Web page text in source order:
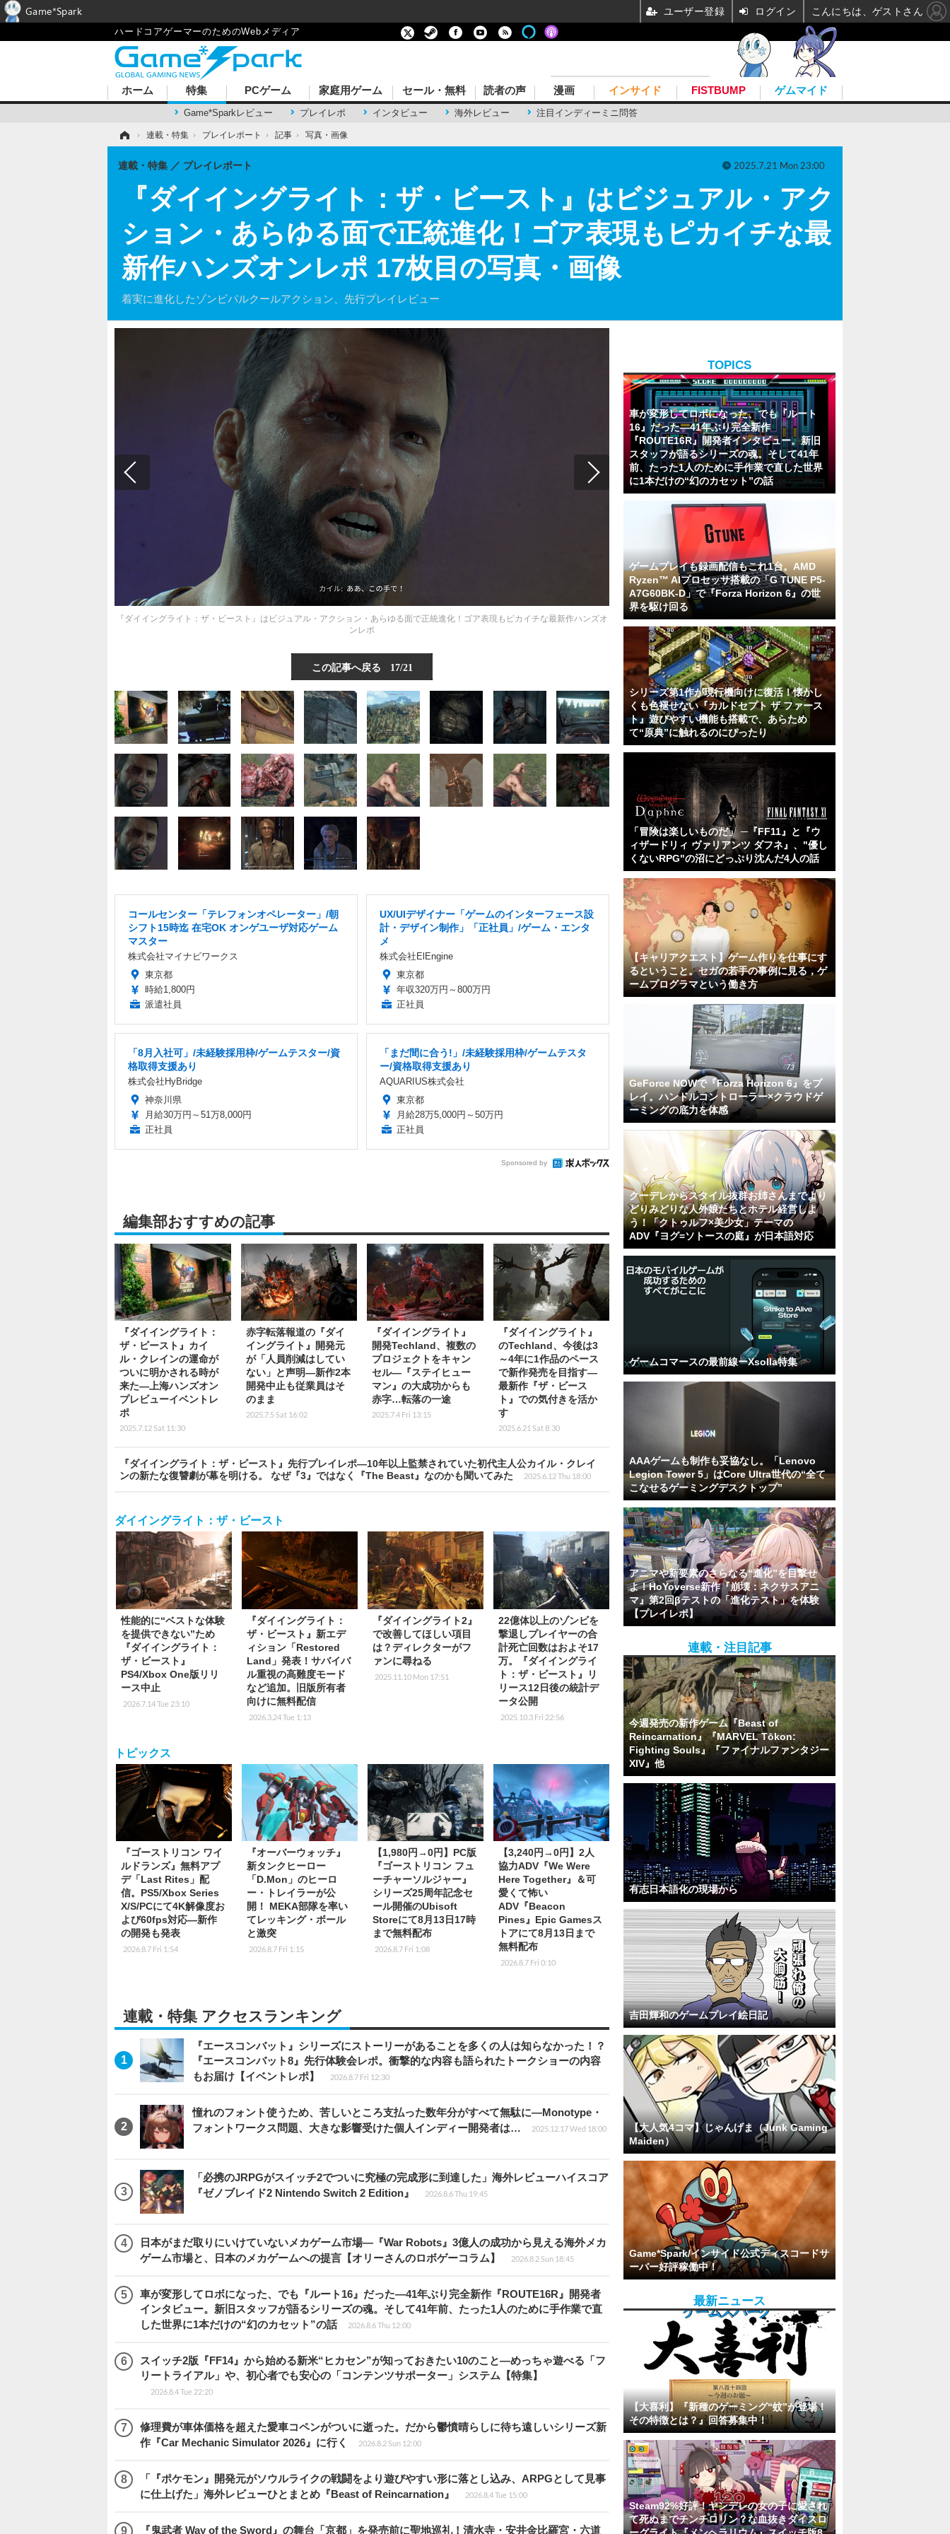
ハードコアゲーマーのためのWebメディア
ホーム 特集
Game*Sparkレビュー プレイレポ インタビュー 海外レビュー 注目インディーミニ問答
PCゲーム 家庭用ゲーム セール・無料 読者の声 漫画 インサイド FISTBUMP ゲムマイド
› 連載・特集 › プレイレポート › 記事 › 写真・画像
『ダイイングライト：ザ・ビースト』はビジュアル・アク
ション・あらゆる面で正統進化！ゴア表現もピカイチな最
新作ハンズオンレポ 17枚目の写真・画像
着実に進化したゾンビパルクールアクション、先行プレイレビュー
連載・特集 プレイレポート 2025.7.21 Mon 23:00
『ダイイングライト：ザ・ビースト』はビジュアル・アクション・あらゆる面で正統進化！ゴア表現もピカイチな最新作ハンズオ
ンレポ
この記事へ戻る 17/21
コールセンター「テレフォンオペレーター」/朝
シフト15時迄 在宅OK オンゲユーザ対応ゲーム
マスター
株式会社マイナビワークス
東京都
時給1,800円
派遣社員
UX/UIデザイナー「ゲームのインターフェース設
計・デザイン制作」「正社員」/ゲーム・エンタ
メ
株式会社ElEngine
東京都
年収320万円～800万円
正社員
「8月入社可」/未経験採用枠/ゲームテスター/資
格取得支援あり
株式会社HyBridge
神奈川県
月給30万円～51万8,000円
正社員
「まだ間に合う!」/未経験採用枠/ゲームテスタ
ー/資格取得支援あり
AQUARIUS株式会社
東京都
月給28万5,000円～50万円
正社員
Sponsored by
編集部おすすめの記事
『ダイイングライト：
ザ・ビースト』カイ
ル・クレインの運命が
ついに明かされる時が
来た―上海ハンズオン
プレビューイベントレ
ポ
2025.7.12 Sat 11:30
赤字転落報道の『ダイ
イングライト』開発元
が「人員削減はしてい
ない」と声明―新作2本
開発中止も従業員はそ
のまま
2025.7.5 Sat 16:02
『ダイイングライト』
開発Techland、複数の
プロジェクトをキャン
セル―『ステイヒュー
マン』の大成功からも
赤字…転落の一途
2025.7.4 Fri 13:15
『ダイイングライト』
のTechland、今後は3
～4年に1作品のペース
で新作発売を目指す―
最新作『ザ・ビース
ト』での気付きを活か
す
2025.6.21 Sat 8:30
『ダイイングライト：ザ・ビースト』先行プレイレポ―10年以上監禁されていた初代主人公カイル・クレイ
ンの新たな復讐劇が幕を明ける。 なぜ『3』ではなく『The Beast』なのかも聞いてみた
2025.6.12 Thu 18:00
ダイイングライト：ザ・ビースト
性能的に“ベストな体験
を提供できない”ため
『ダイイングライト：
ザ・ビースト』
PS4/Xbox One版リリ
ース中止
2026.7.14 Tue 23:10
『ダイイングライト：
ザ・ビースト』新エデ
ィション「Restored
Land」発表！サバイバ
ル重視の高難度モード
など追加。旧版所有者
向けに無料配信
2026.3.24 Tue 1:13
『ダイイングライト2』
で改善してほしい項目
は？ディレクターがフ
ァンに尋ねる
2025.11.10 Mon 17:51
22億体以上のゾンビを
撃退しプレイヤーの合
計死亡回数はおよそ17
万。『ダイイングライ
ト：ザ・ビースト』リ
リース12日後の統計デ
ータ公開
2025.10.3 Fri 22:56
トピックス
『ゴーストリコン ワイ
ルドランズ』無料アプ
デ「Last Rites」配
信。PS5/Xbox Series
X/S/PCにて4K解像度お
よび60fps対応―新作
の開発も発表
2026.8.7 Fri 1:54
『オーバーウォッチ』
新タンクヒーロー
「D.Mon」のヒーロ
ー・トレイラーが公
開！ MEKA部隊を率い
てレッキング・ボール
と激突
2026.8.7 Fri 1:15
【1,980円→0円】PC版
『ゴーストリコン フュ
ーチャーソルジャー』
シリーズ25周年記念セ
ール開催のUbisoft
Storeにて8月13日17時
まで無料配布
2026.8.7 Fri 1:08
【3,240円→0円】2人
協力ADV『We Were
Here Together』＆可
愛くて怖い
ADV『Beacon
Pines』Epic Gamesス
トアにて8月13日まで
無料配布
2026.8.7 Fri 0:10
連載・特集 アクセスランキング
『エースコンバット』シリーズにストーリーがあることを多くの人は知らなかった！？
『エースコンバット8』先行体験会レポ。衝撃的な内容も語られたトークショーの内容
もお届け【イベントレポ】
2026.8.7 Fri 12:30
憧れのフォント使うため、苦しいところ支払った数年分がすべて無駄に―Monotype・
フォントワークス問題、大きな影響受けた個人インディー開発者は…
2025.12.17 Wed 18:00
「必携のJRPGがスイッチ2でついに究極の完成形に到達した」海外レビューハイスコア
『ゼノブレイド2 Nintendo Switch 2 Edition』
2026.8.6 Thu 19:45
日本がまだ取りにいけていないメカゲーム市場―『War Robots』3億人の成功から見える海外メカ
ゲーム市場と、日本のメカゲームへの提言【オリーさんのロボゲーコラム】
2026.8.2 Sun 18:45
車が変形してロボになった、でも『ルート16』だった―41年ぶり完全新作『ROUTE16R』開発者
インタビュー。新旧スタッフが語るシリーズの魂。そして41年前、たった1人のために手作業で直
した世界に1本だけの“幻のカセット”の話
2026.8.6 Thu 12:00
スイッチ2版『FF14』から始める新米“ヒカセン”が知っておきたい10のこと―めっちゃ遊べる「フ
リートライアル」や、初心者でも安心の「コンテンツサポーター」システム【特集】
2026.8.4 Tue 22:20
修理費が車体価格を超えた愛車コペンがついに逝った。だから鬱憤晴らしに待ち遠しいシリーズ新
作『Car Mechanic Simulator 2026』に行く
2026.8.2 Sun 12:00
「『ポケモン』開発元がソウルライクの戦闘をより遊びやすい形に落とし込み、ARPGとして見事
に仕上げた」海外レビューひとまとめ『Beast of Reincarnation』
2026.8.4 Tue 15:00
『鬼武者 Way of the Sword』の舞台「京都」を発売前に聖地巡礼！清水寺・安井金比羅宮・六道
TOPICS
車が変形してロボになった、でも『ルート
16』だった―41年ぶり完全新作
『ROUTE16R』開発者インタビュー。新旧
スタッフが語るシリーズの魂。そして41年
前、たった1人のために手作業で直した世界
に1本だけの“幻のカセット”の話
ゲームプレイも録画配信もこれ1台。AMD
Ryzen™ AIプロセッサ搭載の「G TUNE P5-
A7G60BK-D」で『Forza Horizon 6』の世
界を駆け回る
シリーズ第1作が現行機向けに復活！懐かし
くも色褪せない『カルドセプト ザ ファース
ト』遊びやすい機能も搭載で、あらため
て“原典”に触れるのにぴったり
「冒険は楽しいものだ」 ─『FF11』と『ウ
ィザードリィ ヴァリアンツ ダフネ』、"優し
くないRPG"の沼にどっぷり沈んだ4人の話
【キャリアクエスト】ゲーム作りを仕事にす
るということ。セガの若手の事例に見る，ゲ
ームプログラマという働き方
GeForce NOWで『Forza Horizon 6』をプ
レイ。ハンドルコントローラー×クラウドゲ
ーミングの底力を体感
クーデレからスタイル抜群お姉さんまでより
どりみどりな人外娘たちとホテル経営しよ
う！「クトゥルフ×美少女」テーマの
ADV『ヨグ=ソトースの庭』が日本語対応
ゲームコマースの最前線ーXsolla特集
AAAゲームも制作も妥協なし。「Lenovo
Legion Tower 5」はCore Ultra世代の“全て
こなせるゲーミングデスクトップ”
アニマや新要素のさらなる“進化”を目撃せ
よ！HoYoverse新作『崩壊：ネクサスアニ
マ』第2回βテストの「進化テスト」を体験
【プレイレポ】
連載・注目記事
今週発売の新作ゲーム『Beast of
Reincarnation』『MARVEL Tōkon:
Fighting Souls』『ファイナルファンタジー
XIV』他
有志日本語化の現場から
吉田輝和のゲームプレイ絵日記
【大人気4コマ】じゃんげま（Junk Gaming
Maiden）
Game*Spark/インサイド公式ディスコードサ
ーバー好評稼働中！
最新ニュース
【大喜利】『新種のゲーミング“蚊”が登場！
その特徴とは？』回答募集中！
Steam92%好評！ヤンデレの女の子に愛され
て死ぬまでチンチロリン？な血抜きダイスロ
Game*Spark ユーザー登録 ログイン こんにちは、ゲストさん